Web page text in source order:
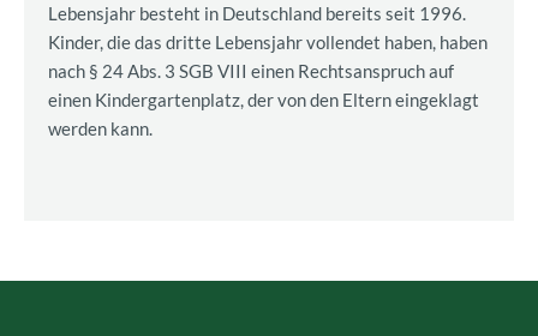
Lebensjahr besteht in Deutschland bereits seit 1996.
Kinder, die das dritte Lebensjahr vollendet haben, haben
nach § 24 Abs. 3 SGB VIII einen Rechtsanspruch auf
einen Kindergartenplatz, der von den Eltern eingeklagt
werden kann.